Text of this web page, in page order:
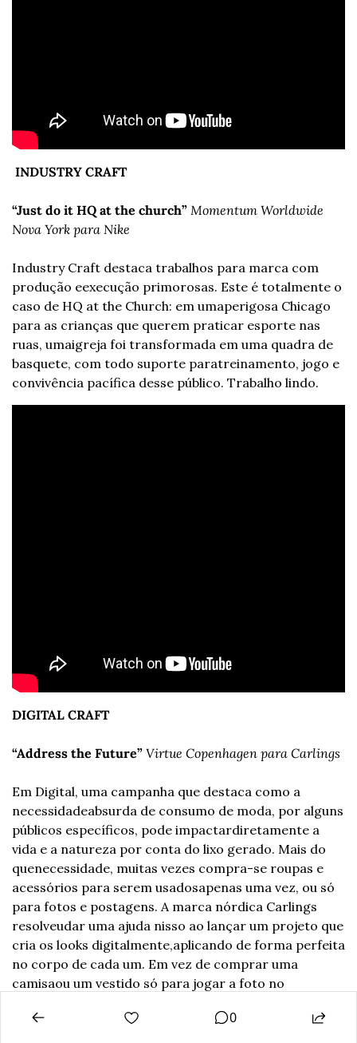
INDUSTRY CRAFT
“Just do it HQ at the church” Momentum Worldwide
Nova York para Nike
Industry Craft destaca trabalhos para marca com
produção eexecução primorosas. Este é totalmente o
caso de HQ at the Church: em umaperigosa Chicago
para as crianças que querem praticar esporte nas
ruas, umaigreja foi transformada em uma quadra de
basquete, com todo suporte paratreinamento, jogo e
convivência pacífica desse público. Trabalho lindo.
DIGITAL CRAFT
“Address the Future” Virtue Copenhagen para Carlings
Em Digital, uma campanha que destaca como a
necessidadeabsurda de consumo de moda, por alguns
públicos específicos, pode impactardiretamente a
vida e a natureza por conta do lixo gerado. Mais do
quenecessidade, muitas vezes compra-se roupas e
acessórios para serem usadosapenas uma vez, ou só
para fotos e postagens. A marca nórdica Carlings
resolveudar uma ajuda nisso ao lançar um projeto que
cria os looks digitalmente,aplicando de forma perfeita
no corpo de cada um. Em vez de comprar uma
camisaou um vestido só para jogar a foto no
toda a verba arrecadada graças à campanha está
0